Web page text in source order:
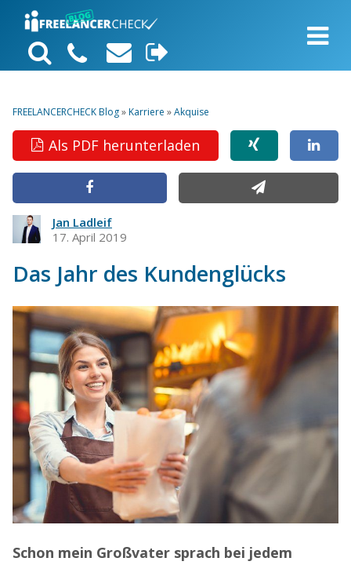
FREELANCERCHECK Blog»Karriere »Akquise
Als PDF herunterladen
Jan Ladleif
17. April 2019
Das Jahr des Kundenglücks
Schon mein Großvater sprach bei jedem